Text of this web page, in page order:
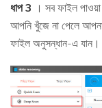
ধাপ 3 । সব ফাইল
আপনি খুঁজে না পেলে
ফাইল অনুসন্ধান-এ যান।